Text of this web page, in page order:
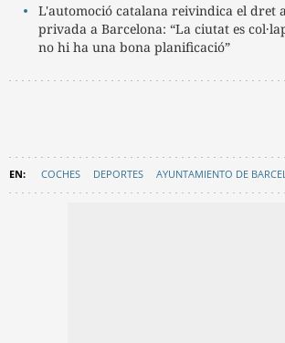
L'automoció catalana reivindica el dret
privada a Barcelona: “La ciutat es
no hi ha una bona planificació”
COCHES DEPORTES AYUNTAMIENTO DE